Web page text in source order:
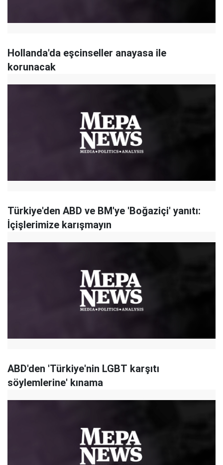
Hollanda'da eşcinseller anayasa ile
korunacak
Türkiye'den ABD ve BM'ye 'Boğaziçi' yanıtı:
İçişlerimize karışmayın
ABD'den 'Türkiye'nin LGBT karşıtı
söylemlerine' kınama